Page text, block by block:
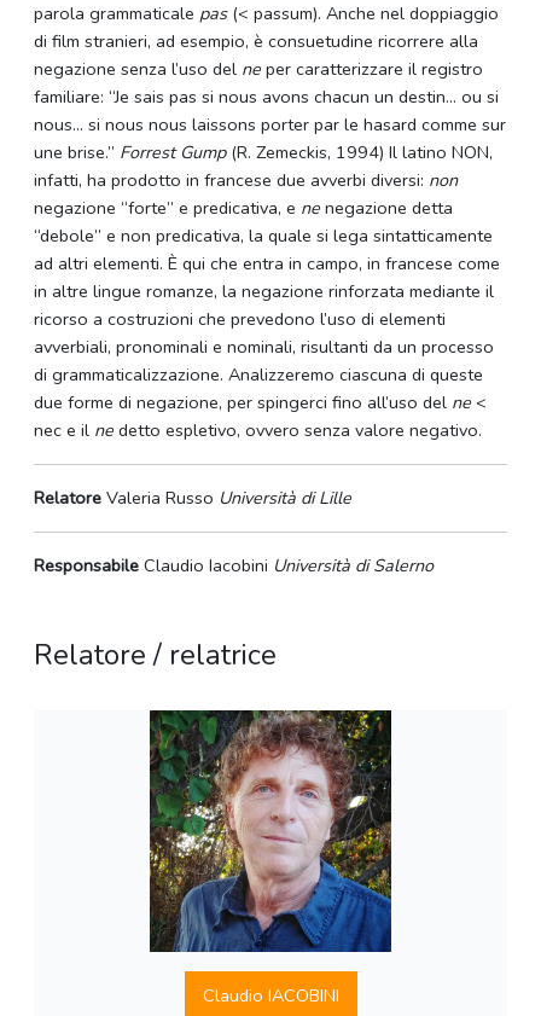
parola grammaticale pas(< passum). Anche nel doppiaggio
di film stranieri, ad esempio, è consuetudine ricorrere alla
negazione senza l’uso del ne per caratterizzare il registro
familiare: “Je sais pas si nous avons chacun un destin... ou si
nous... si nous nous laissons porter par le hasard comme sur
une brise.” Forrest Gump(R. Zemeckis, 1994) Il latino NON,
infatti, ha prodotto in francese due avverbi diversi: non
negazione “forte” e predicativa, e ne negazione detta
“debole” e non predicativa, la quale si lega sintatticamente
ad altri elementi. È qui che entra in campo, in francese come
in altre lingue romanze, la negazione rinforzata mediante il
ricorso a costruzioni che prevedono l’uso di elementi
avverbiali, pronominali e nominali, risultanti da un processo
di grammaticalizzazione. Analizzeremo ciascuna di queste
due forme di negazione, per spingerci fino all’uso del ne <
nec e il ne detto espletivo, ovvero senza valore negativo.
Relatore Valeria Russo Università di Lille
Responsabile Claudio Iacobini Università di Salerno
Relatore / relatrice
Claudio IACOBINI